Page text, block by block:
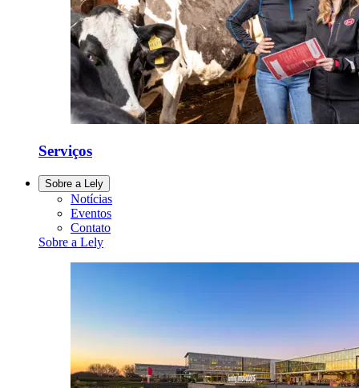
Serviços
Sobre a Lely
Notícias
Eventos
Contato
Sobre a Lely